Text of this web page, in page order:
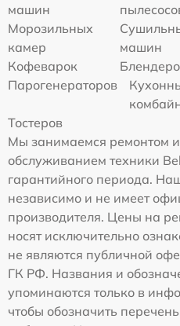
машин
Морозильных
камер
машин
Кофеварок
Парогенераторов
Тостеров
Мы занимаемся ремонтом
обслуживанием техники
гарантийного периода.
независимо и не имеет
производителя. Цены на
носят исключительно
не являются публичной
ГК РФ. Названия и
упоминаются только в
чтобы обозначить